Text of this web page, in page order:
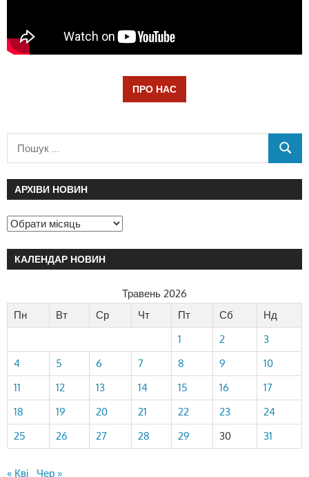
ПРО НАС
АРХІВИ НОВИН
КАЛЕНДАР НОВИН
Травень 2026
Пн
Вт Ср Чт Пт Сб
Нд
1
2
3
4
5 6 7 8 9
10
11
12 13 14 15 16
17
18
19 20 21 22 23
24
25
26 27 28 29 30 31
« Кві Чер »